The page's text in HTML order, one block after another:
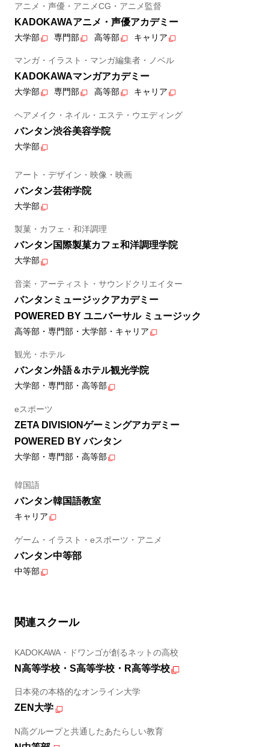
アニメ・声優・アニメCG・アニメ監督
KADOKAWAアニメ・声優アカデミー
大学部 専門部 高等部 キャリア
マンガ・イラスト・マンガ編集者・ノベル
KADOKAWAマンガアカデミー
大学部 専門部 高等部 キャリア
ヘアメイク・ネイル・エステ・ウエディング
バンタン渋谷美容学院
大学部
アート・デザイン・映像・映画
バンタン芸術学院
大学部
製菓・カフェ・和洋調理
バンタン国際製菓カフェ和洋調理学院
大学部
音楽・アーティスト・サウンドクリエイター
バンタンミュージックアカデミー
POWERED BY ユニバーサル ミュージック
高等部・専門部・大学部・キャリア
観光・ホテル
バンタン外語＆ホテル観光学院
大学部・専門部・高等部
eスポーツ
ZETA DIVISIONゲーミングアカデミー
POWERED BY バンタン
大学部・専門部・高等部
韓国語
バンタン韓国語教室
キャリア
ゲーム・イラスト・eスポーツ・アニメ
バンタン中等部
中等部
関連スクール
KADOKAWA・ドワンゴが創るネットの高校
N高等学校・S高等学校・R高等学校
日本発の本格的なオンライン大学
ZEN大学
N高グループと共通したあたらしい教育